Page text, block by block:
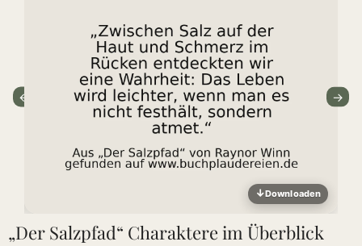
←
↓Downloaden
→
„Der Salzpfad“ Charaktere im Überblick